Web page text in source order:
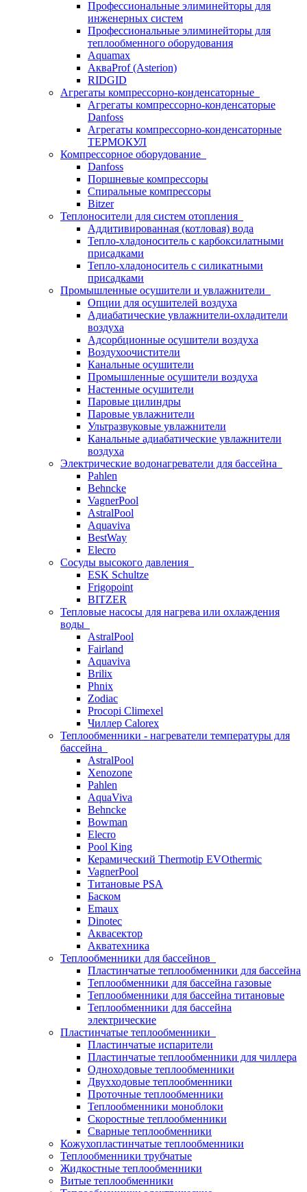
Профессиональные элиминейторы для
инженерных систем
Профессиональные элиминейторы для
теплообменного оборудования
Aquamax
АкваProf (Asterion)
RIDGID
Агрегаты компрессорно-конденсаторные
Агрегаты компрессорно-конденсаторые
Danfoss
Агрегаты компрессорно-конденсаторные
ТЕРМОКУЛ
Компрессорное оборудование
Danfoss
Поршневые компрессоры
Спиральные компрессоры
Bitzer
Теплоносители для систем отопления
Аддитивированная (котловая) вода
Тепло-хладоноситель с карбоксилатными
присадками
Тепло-хладоноситель с силикатными
присадками
Промышленные осушители и увлажнители
Опции для осушителей воздуха
Адиабатические увлажнители-охладители
воздуха
Адсорбционные осушители воздуха
Воздухоочистители
Канальные осушители
Промышленные осушители воздуха
Настенные осушители
Паровые цилиндры
Паровые увлажнители
Ультразвуковые увлажнители
Канальные адиабатические увлажнители
воздуха
Электрические водонагреватели для бассейна
Pahlen
Behncke
VagnerPool
AstralPool
Aquaviva
BestWay
Elecro
Сосуды высокого давления
ESK Schultze
Frigopoint
BITZER
Тепловые насосы для нагрева или охлаждения
воды
AstralPool
Fairland
Aquaviva
Brilix
Phnix
Zodiac
Procopi Climexel
Чиллер Calorex
Теплообменники - нагреватели температуры для
бассейна
AstralPool
Xenozone
Pahlen
AquaViva
Behncke
Bowman
Elecro
Pool King
Керамический Thermotip EVOthermic
VagnerPool
Титановые PSA
Баском
Emaux
Dinotec
Аквасектор
Акватехника
Теплообменники для бассейнов
Пластинчатые теплообменники для бассейна
Теплообменники для бассейна газовые
Теплообменники для бассейна титановые
Теплообменники для бассейна
электрические
Пластинчатые теплообменники
Пластинчатые испарители
Пластинчатые теплообменники для чиллера
Одноходовые теплообменники
Двухходовые теплообменники
Проточные теплообменники
Теплообменники моноблоки
Скоростные теплообменники
Сварные теплообменники
Кожухопластинчатые теплообменники
Теплообменники трубчатые
Жидкостные теплообменники
Витые теплообменники